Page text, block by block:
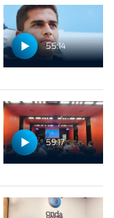
55:14
59:17